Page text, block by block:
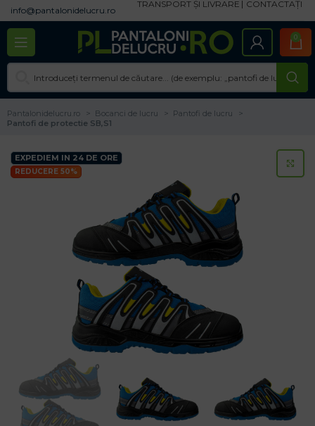
info@pantalonidelucru.ro
TRANSPORT ȘI LIVRARE CONTACTAȚI
0
Pantalonidelucru.ro Bocanci de lucru
Pantofi de lucru
Pantofi de protectie SB,S1
EXPEDIEM IN 24 DE ORE
REDUCERE 50%